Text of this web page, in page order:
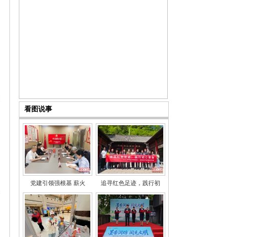
看图说事
党建引领强根基 薪火 追寻红色足迹，践行初